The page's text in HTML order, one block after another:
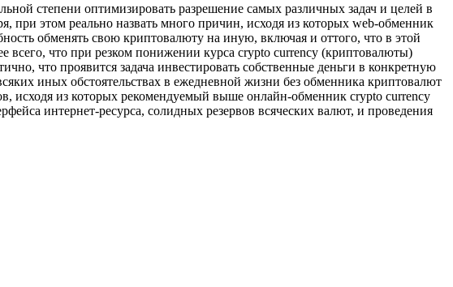
степени оптимизировать разрешение самых различных задач и целей в
при этом реально назвать много причин, исходя из которых web-обменник
обменять свою криптовалюту на иную, включая и оттого, что в этой
всего, что при резком понижении курса crypto currency (криптовалюты)
что проявится задача инвестировать собственные деньги в конкретную
иных обстоятельствах в ежедневной жизни без обменника криптовалют
исходя из которых рекомендуемый выше онлайн-обменник crypto currency
интернет-ресурса, солидных резервов всяческих валют, и проведения